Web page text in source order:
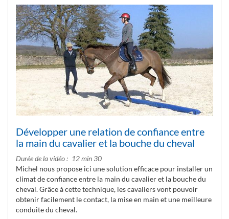
Développer une relation de confiance entre
la main du cavalier et la bouche du cheval
Durée de la vidéo
12 min 30
Michel nous propose ici une solution efficace pour installer un
climat de confiance entre la main du cavalier et la bouche du
cheval. Grâce à cette technique, les cavaliers vont pouvoir
obtenir facilement le contact, la mise en main et une meilleure
conduite du cheval.